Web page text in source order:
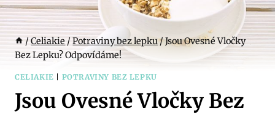
/Celiakie / Potraviny bez lepku /Jsou Ovesné Vločky
Bez Lepku? Odpovídáme!
CELIAKIE POTRAVINY BEZ LEPKU
Jsou Ovesné Vločky Bez